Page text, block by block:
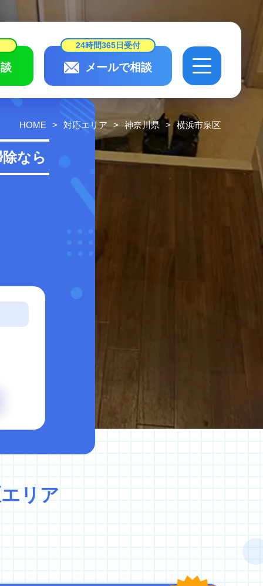
24時間365日受付
メールで相談
24時間365日受付
メールで相談
スタッフ紹介
作業実績・ お客様の声
HOME 対応エリア 神奈川県 横浜市泉区
なら
リア